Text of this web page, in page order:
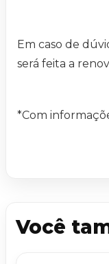
Em caso de
será feita a
*Com
Você